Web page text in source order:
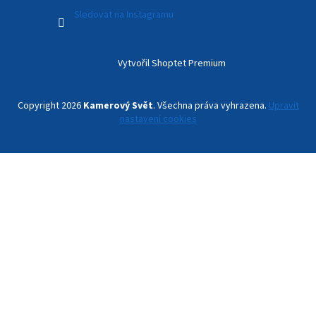
Sledovat na Instagramu
Vytvořil Shoptet Premium
Copyright 2026 Kamerový Svět. Všechna práva vyhrazena.Upravit
nastavení cookies